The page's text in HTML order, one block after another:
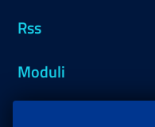
Rss
Moduli